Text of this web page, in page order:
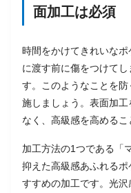
面加工は必須
時間をかけてきれいな
に渡す前に傷をつけて
す。このようなことを
施しましょう。表面加
なく、高級感を高めるこ
加工方法の1つである「
抑えた高級感あふれる
すすめの加工です。光